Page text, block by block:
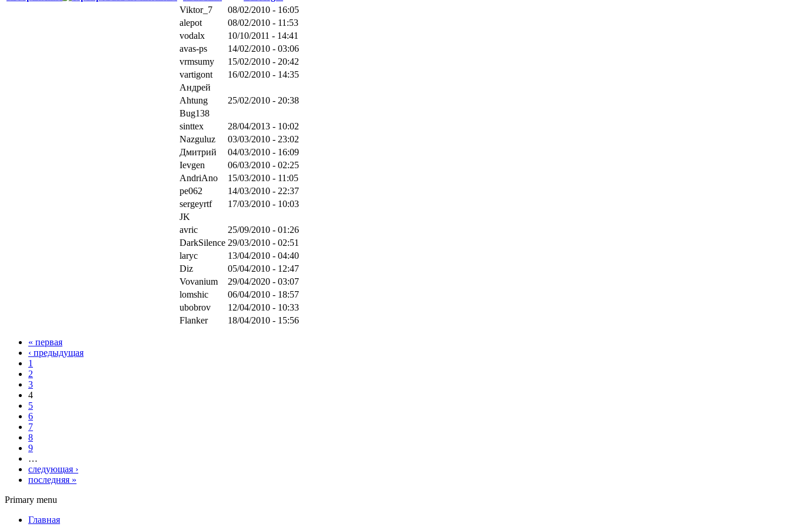
Viktor_7
08/02/2010 - 16:05
alepot
08/02/2010 - 11:53
vodalx
10/10/2011 - 14:41
avas-ps
14/02/2010 - 03:06
vrmsumy
15/02/2010 - 20:42
vartigont
16/02/2010 - 14:35
Андрей
Ahtung
25/02/2010 - 20:38
Bug138
sinttex
28/04/2013 - 10:02
Nazguluz
03/03/2010 - 23:02
Дмитрий
04/03/2010 - 16:09
Ievgen
06/03/2010 - 02:25
AndriAno
15/03/2010 - 11:05
pe062
14/03/2010 - 22:37
sergeyrtf
17/03/2010 - 10:03
JK
avric
25/09/2010 - 01:26
DarkSilence 29/03/2010 - 02:51
laryc
13/04/2010 - 04:40
Diz
05/04/2010 - 12:47
Vovanium
29/04/2020 - 03:07
lomshic
06/04/2010 - 18:57
ubobrov
12/04/2010 - 10:33
Flanker
18/04/2010 - 15:56
« первая
‹ предыдущая
1
2
3
4
5
6
7
8
9
…
следующая ›
последняя »
Primary menu
Главная